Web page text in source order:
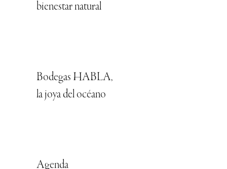
bienestar natural
Bodegas HABLA,
la joya del océano
Agenda